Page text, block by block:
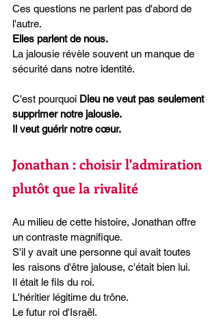
Ces questions ne parlent pas d'abord de
l'autre.
Elles parlent de nous.
La jalousie révèle souvent un manque de
sécurité dans notre identité.
C'est pourquoi Dieu ne veut pas seulement
supprimer notre jalousie.
Il veut guérir notre cœur.
Jonathan : choisir l'admiration
plutôt que la rivalité
Au milieu de cette histoire, Jonathan offre
un contraste magnifique.
S'il y avait une personne qui avait toutes
les raisons d'être jalouse, c'était bien lui.
Il était le fils du roi.
L'héritier légitime du trône.
Le futur roi d'Israël.